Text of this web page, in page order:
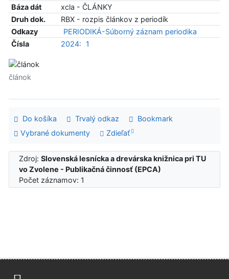
Báza dát
xcla - ČLÁNKY
Druh dok.
RBX - rozpis článkov z periodík
Odkazy
PERIODIKÁ-Súborný záznam periodika
Čísla
2024: 1
článok
Do košíka Trvalý odkaz
Bookmark
Vybrané dokumenty
Zdieľať
Zdroj:Slovenská lesnícka a drevárska knižnica pri TU
vo Zvolene - Publikačná činnosť (EPCA)
Počet záznamov: 1